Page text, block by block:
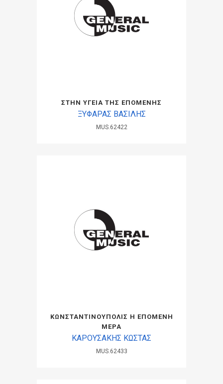
ΣΤΗΝ ΥΓΕΙΑ ΤΗΣ ΕΠΟΜΕΝΗΣ
ΞΥΦΑΡΑΣ ΒΑΣΙΛΗΣ
MUS.62422
ΚΩΝΣΤΑΝΤΙΝΟΥΠΟΛΙΣ Η ΕΠΟΜΕΝΗ
ΜΕΡΑ
ΚΑΡΟΥΣΑΚΗΣ ΚΩΣΤΑΣ
MUS.62433